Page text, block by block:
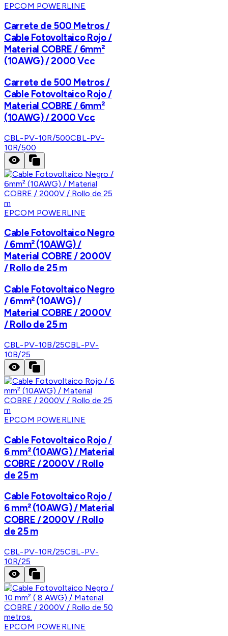
EPCOM POWERLINE
Carrete de 500 Metros /
Cable Fotovoltaico Rojo /
Material COBRE / 6mm²
(10AWG) / 2000 Vcc
Carrete de 500 Metros /
Cable Fotovoltaico Rojo /
Material COBRE / 6mm²
(10AWG) / 2000 Vcc
CBL-PV-10R/500CBL-PV-
10R/500
EPCOM POWERLINE
Cable Fotovoltaico Negro
/ 6mm² (10AWG) /
Material COBRE / 2000V
/ Rollo de 25 m
Cable Fotovoltaico Negro
/ 6mm² (10AWG) /
Material COBRE / 2000V
/ Rollo de 25 m
CBL-PV-10B/25CBL-PV-
10B/25
EPCOM POWERLINE
Cable Fotovoltaico Rojo /
6 mm² (10AWG) / Material
COBRE / 2000V / Rollo
de 25 m
Cable Fotovoltaico Rojo /
6 mm² (10AWG) / Material
COBRE / 2000V / Rollo
de 25 m
CBL-PV-10R/25CBL-PV-
10R/25
EPCOM POWERLINE